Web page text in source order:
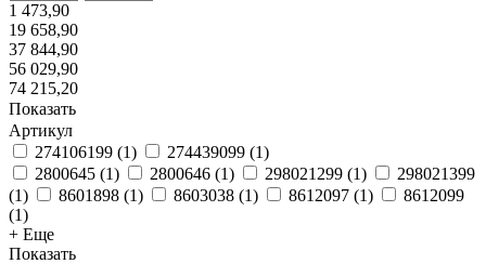
1 473,90
19 658,90
37 844,90
56 029,90
74 215,20
Показать
Артикул
274106199 (1) 274439099 (1)
2800645 (1) 2800646 (1) 298021299 (1)
298021399
(1) 8601898 (1) 8603038 (1) 8612097 (1)
8612099
(1)
+ Еще
Показать